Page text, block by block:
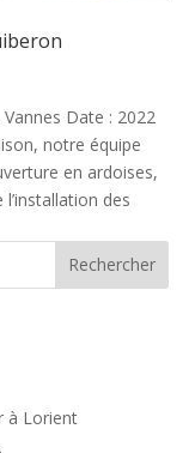
Date : 2022
notre équipe
en ardoises,
des
Rechercher
à Lorient